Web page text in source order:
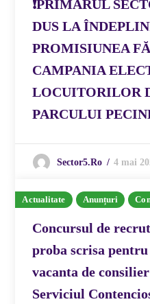
❗️PRIMARUL
DUS LA
PROMISIUNEA
CAMPANIA
LOCUITORILOR
PARCULUI
Sector5.ro 4 mai
Actualitate Anunțuri
Concursul de
proba scrisa
vacanta de
Serviciul